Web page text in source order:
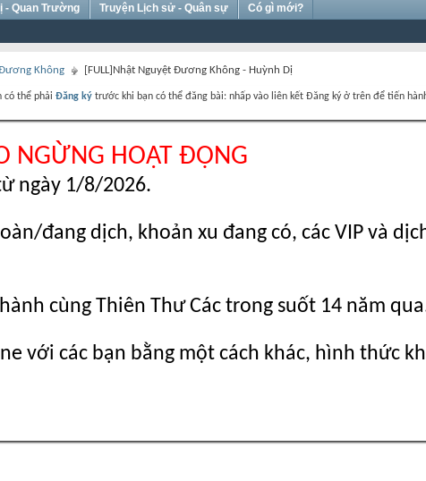
- Quan Trường Truyện Lịch sử - Quân sự Có gì mới?
Không [FULL]Nhật Nguyệt Đương Không - Huỳnh Dị
có thể phải Đăng ký trước khi bạn có thể đăng bài: nhấp vào liên kết Đăng ký ở trên để tiến
NGỪNG HOẠT ĐỘNG
ngày 1/8/2026.
đang dịch, khoản xu đang có, các VIP và
cùng Thiên Thư Các trong suốt 14 năm
với các bạn bằng một cách khác, hình thức